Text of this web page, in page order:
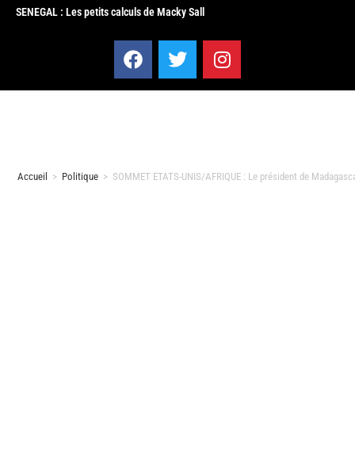
SENEGAL : Les petits calculs de Macky Sall
Accueil > Politique > SOMMET ETATS-UNIS/AFRIQUE : Le président de